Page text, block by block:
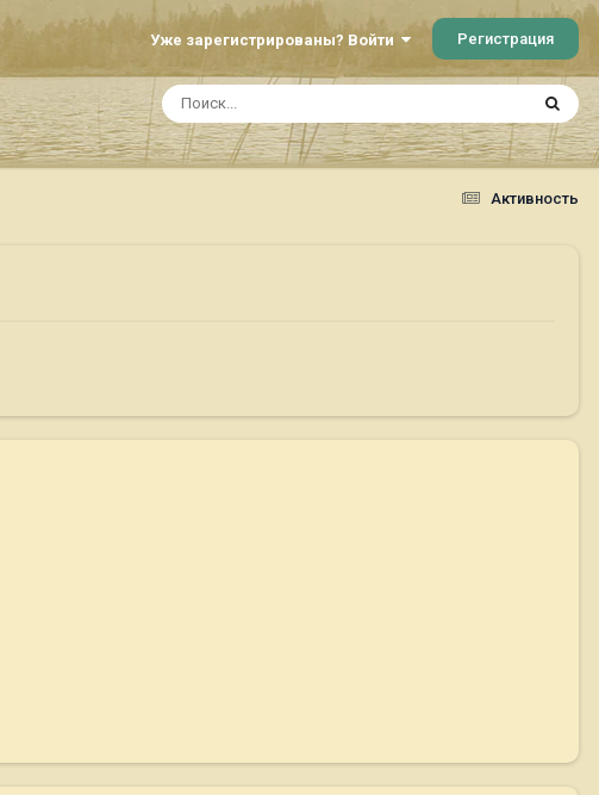
Уже зарегистрированы? Войти Регистрация
Активность